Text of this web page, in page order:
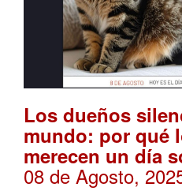
Los dueños
mundo: por qué
merecen un día
08 de Agosto,